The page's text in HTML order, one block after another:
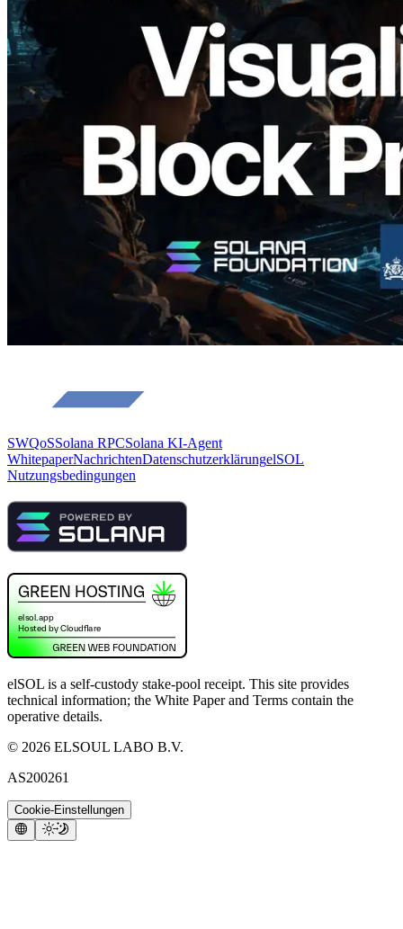
Validators Solutions veröffentlicht Solana
Block Analyzer – Visualisierung der
Blockproduktionszeit pro Slot und der
zugewiesenen Validatoren
Lesen Sie diesen Artikel
SWQoSSolana RPCSolana KI-Agent
WhitepaperNachrichtenDatenschutzerklärungelSOL
Nutzungsbedingungen
elSOL is a self-custody stake-pool receipt. This site provides
technical information; the White Paper and Terms contain the
operative details.
© 2026 ELSOUL LABO B.V.
AS200261
Cookie-Einstellungen